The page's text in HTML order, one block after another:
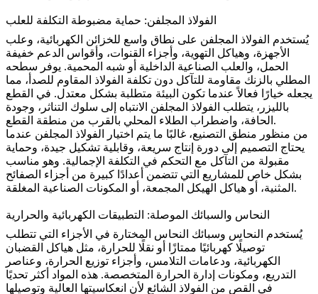
الفولاذ المجلفن: حماية مضبوطة التكلفة للعلب
يُستخدم الفولاذ المجلفن على نطاق واسع للخزائن الكهربائية، وعلب
الأجهزة، وهياكل التهوية، وأجزاء القنوات، وأقواس الدعم خفيفة
الحمل، والعلب الصناعية الداخلية أو شبه المحمية. يوفر سطحه
المطلي بالزنك مقاومة للتآكل دون تكلفة الفولاذ المقاوم للصدأ، مما
يجعله خيارًا فعالاً عندما تكون البيئة متطلبة بشكل معتدل. في القطع
بالليزر، يتطلب الفولاذ المجلفن الانتباه إلى سلوك التناثر، وجودة
الحافة، واضطراب الطلاء المحلي بالقرب من منطقة القطع.
من منظور منطق التصنيع، غالبًا ما يتم اختيار الفولاذ المجلفن عندما
يحتاج التصميم إلى دورة إنتاج سريعة، وقابلية تشكيل جيدة، وحماية
مقبولة من التآكل مع التحكم في التكلفة الإجمالية. وهو مناسب
بشكل خاص للمشاريع التي تتضمن أعدادًا كبيرة من أجزاء الصفائح
المثنية، أو هياكل الهيكل المجمعة، أو المكونات الصناعية المغلقة.
النحاس والسبائك الموصلة: التطبيقات الكهربائية والحرارية
يُستخدم النحاس وسبائك النحاس المختارة في الأجزاء التي تتطلب
توصيلًا كهربائيًا ممتازًا أو نقلًا للحرارة، مثل هياكل القضبان
الكهربائية، ودعامات التلامس، وأجزاء توزيع الحرارة، وعناصر
التدريع، ومكونات إدارة الحرارة المتخصصة. هذه المواد أكثر تحديًا
في القص من الفولاذ الشائع لأن انعكاسيتها العالية وتوصيلها